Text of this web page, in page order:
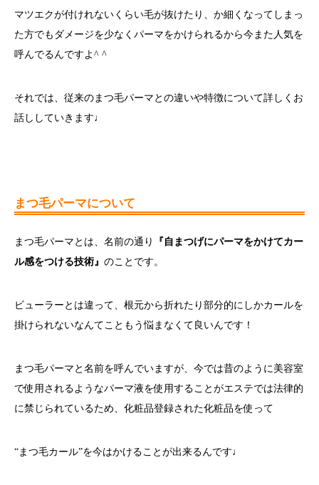
マツエクが付けれないくらい毛が抜けたり、か細くなってしまっ
た方でもダメージを少なくパーマをかけられるから今また人気を
呼んでるんですよ^ ^
それでは、従来のまつ毛パーマとの違いや特徴について詳しくお
話ししていきます♩
まつ毛パーマについて
まつ毛パーマとは、名前の通り
『自まつげにパーマをかけてカー
ル感をつける技術』 のことです。
ビューラーとは違って、根元から折れたり部分的にしかカールを
掛けられないなんてこともう悩まなくて良いんです！
まつ毛パーマと名前を呼んでいますが、今では昔のように美容室
で使用されるようなパーマ液を使用することがエステでは法律的
に禁じられているため、化粧品登録された化粧品を使って
“まつ毛カール”を今はかけることが出来るんです♩